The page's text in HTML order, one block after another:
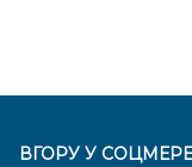
ВГОРУ У